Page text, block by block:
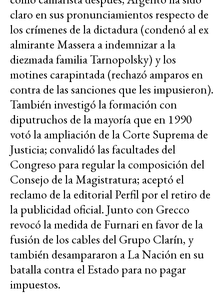
claro en sus pronunciamientos respecto de
los crímenes de la dictadura (condenó al ex
almirante Massera a indemnizar a la
diezmada familia Tarnopolsky) y los
motines carapintada (rechazó amparos en
contra de las sanciones que les impusieron).
También investigó la formación con
diputruchos de la mayoría que en 1990
votó la ampliación de la Corte Suprema de
Justicia; convalidó las facultades del
Congreso para regular la composición del
Consejo de la Magistratura; aceptó el
reclamo de la editorial Perfil por el retiro de
la publicidad oficial. Junto con Grecco
revocó la medida de Furnari en favor de la
fusión de los cables del Grupo Clarín, y
también desampararon a La Nación en su
batalla contra el Estado para no pagar
impuestos.